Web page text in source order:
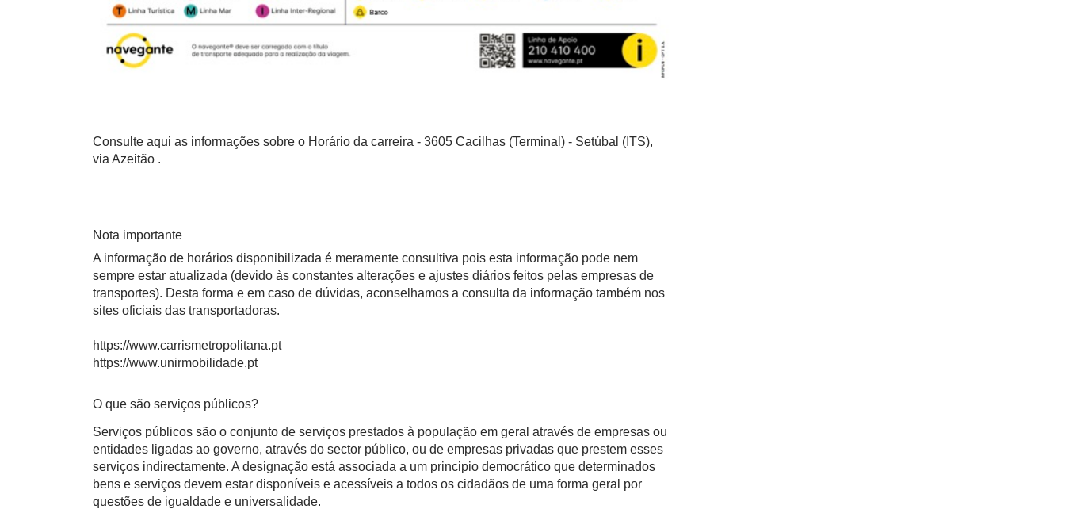
Consulte aqui as informações sobre o Horário da carreira - 3605 Cacilhas (Terminal) - Setúbal (ITS),
via Azeitão .
Nota importante
A informação de horários disponibilizada é meramente consultiva pois esta informação pode nem
sempre estar atualizada (devido às constantes alterações e ajustes diários feitos pelas empresas de
transportes). Desta forma e em caso de dúvidas, aconselhamos a consulta da informação também nos
sites oficiais das transportadoras.
https://www.carrismetropolitana.pt
https://www.unirmobilidade.pt
O que são serviços públicos?
Serviços públicos são o conjunto de serviços prestados à população em geral através de empresas ou
entidades ligadas ao governo, através do sector público, ou de empresas privadas que prestem esses
serviços indirectamente. A designação está associada a um principio democrático que determinados
bens e serviços devem estar disponíveis e acessíveis a todos os cidadãos de uma forma geral por
questões de igualdade e universalidade.